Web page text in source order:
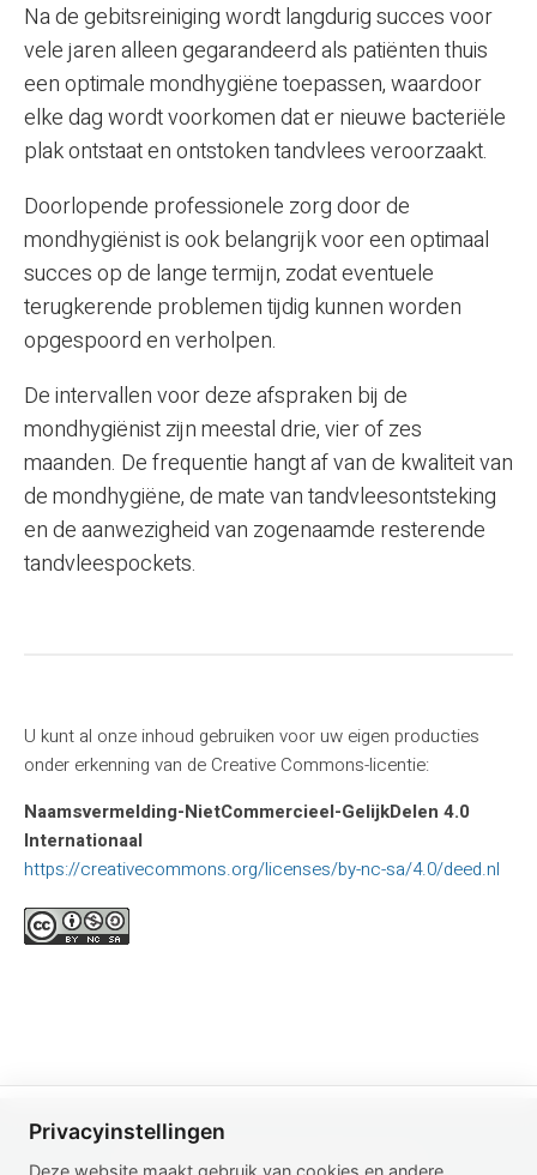
Na de gebitsreiniging wordt langdurig succes voor
vele jaren alleen gegarandeerd als patiënten thuis
een optimale mondhygiëne toepassen, waardoor
elke dag wordt voorkomen dat er nieuwe bacteriële
plak ontstaat en ontstoken tandvlees veroorzaakt.
Doorlopende professionele zorg door de
mondhygiënist is ook belangrijk voor een optimaal
succes op de lange termijn, zodat eventuele
terugkerende problemen tijdig kunnen worden
opgespoord en verholpen.
De intervallen voor deze afspraken bij de
mondhygiënist zijn meestal drie, vier of zes
maanden. De frequentie hangt af van de kwaliteit van
de mondhygiëne, de mate van tandvleesontsteking
en de aanwezigheid van zogenaamde resterende
tandvleespockets.
U kunt al onze inhoud gebruiken voor uw eigen producties
onder erkenning van de Creative Commons-licentie:
Naamsvermelding-NietCommercieel-GelijkDelen 4.0
Internationaal
https://creativecommons.org/licenses/by-nc-sa/4.0/deed.nl
WWW.PERIODONTAL-HEALTH.COM
Privacyinstellingen
Deze website maakt gebruik van cookies en andere